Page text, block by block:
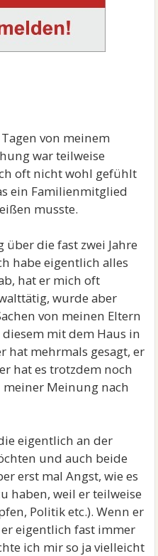
von meinem
war teilweise
oft nicht wohl gefühlt
ein Familienmitglied
musste.
über die fast zwei Jahre
habe eigentlich alles
hat er mich oft
wurde aber
von meinen Eltern
mit dem Haus in
hat mehrmals gesagt, er
hat es trotzdem noch
meiner Meinung nach
eigentlich an der
und auch beide
erst mal Angst, wie es
haben, weil er teilweise
Politik etc.). Wenn er
eigentlich fast immer
ich mir so ja vielleicht